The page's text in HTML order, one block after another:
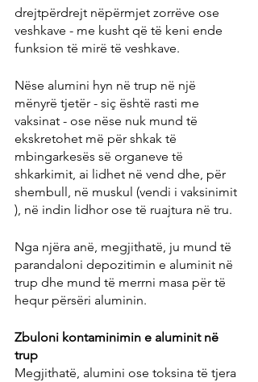
drejtpërdrejt nëpërmjet zorrëve ose
veshkave - me kusht që të keni ende
funksion të mirë të veshkave.
Nëse alumini hyn në trup në një
mënyrë tjetër - siç është rasti me
vaksinat - ose nëse nuk mund të
ekskretohet më për shkak të
mbingarkesës së organeve të
shkarkimit, ai lidhet në vend dhe, për
shembull, në muskul (vendi i vaksinimit
), në indin lidhor ose të ruajtura në tru.
Nga njëra anë, megjithatë, ju mund të
parandaloni depozitimin e aluminit në
trup dhe mund të merrni masa për të
hequr përsëri aluminin.
Zbuloni kontaminimin e aluminit në
trup
Megjithatë, alumini ose toksina të tjera